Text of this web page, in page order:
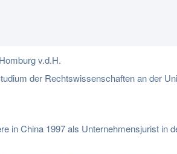
v.d.H.
der Rechtswissenschaften an der
in China 1997 als Unternehmensjurist in